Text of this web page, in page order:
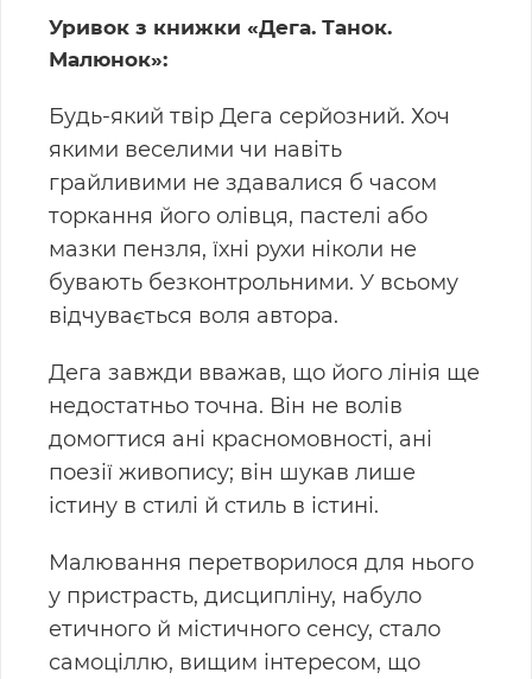
Уривок з книжки «Дега. Танок.
Малюнок»:
Будь-який твір Дега серйозний. Хоч
якими веселими чи навіть
грайливими не здавалися б часом
торкання його олівця, пастелі або
мазки пензля, їхні рухи ніколи не
бувають безконтрольними. У всьому
відчувається воля автора.
Дега завжди вважав, що його лінія ще
недостатньо точна. Він не волів
домогтися ані красномовності, ані
поезії живопису; він шукав лише
істину в стилі й стиль в істині.
Малювання перетворилося для нього
у пристрасть, дисципліну, набуло
етичного й містичного сенсу, стало
самоціллю, вищим інтересом, що